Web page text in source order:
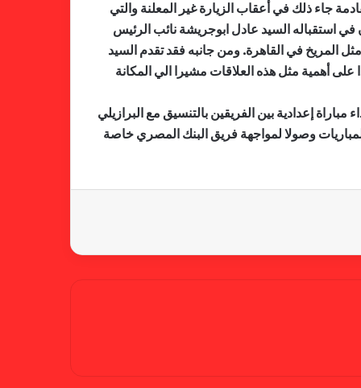
جاء ذلك في أعقاب الزيارة غير المعلنة والتي
في استقباله السيد عادل ابوجريشة نائب الرئيس
المريخ في القاهرة. ومن جانبه فقد تقدم السيد
أهمية مثل هذه العلاقات مشيرا الي المكانة
إعدادية بين الفريقين بالتنسيق مع البرازيلي
وصولا لمواجهة فريق البنك المصري خاصة
لجنة المسابقات تفاجئ الإتحاد بشأن
الهبوط والصعود
ضد الهلال
كاميرا خفية.. الهلال يخدع أنصاره
شكوى الهلال.. خطوة مريخية وغضب
بسبب “الصفر الدولي” .. ريجيكامب